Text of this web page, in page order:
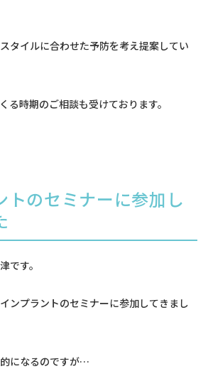
タイルに合わせた予防を考え提案してい
る時期のご相談も受けております。
トのセミナーに参加し
です。
ンプラントのセミナーに参加してきまし
になるのですが…